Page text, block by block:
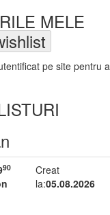
MELE
pe site pentru
90
Creat
la:05.08.2026